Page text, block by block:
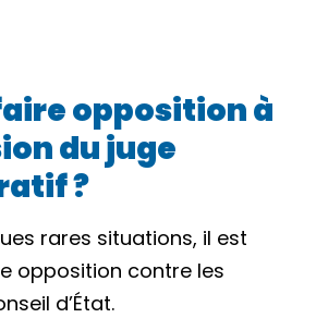
opposition à
du juge
?
rares situations, il est
opposition contre les
d’État.